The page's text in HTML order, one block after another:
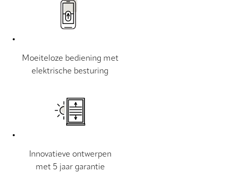
Moeiteloze bediening met
elektrische besturing
Innovatieve ontwerpen
met 5 jaar garantie